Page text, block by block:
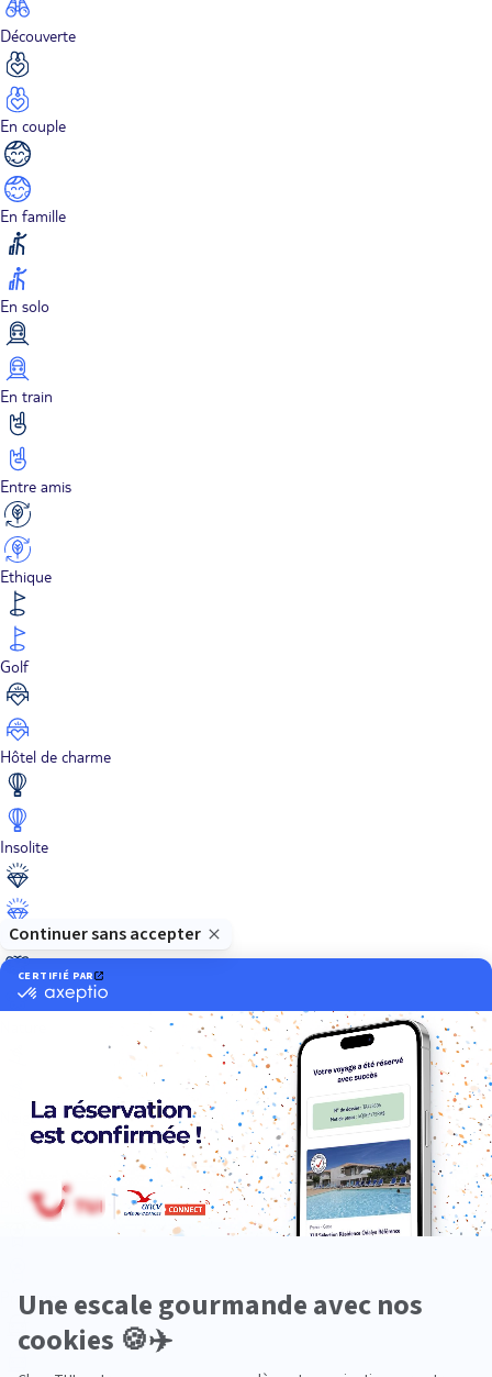
Découverte
En couple
En famille
En solo
En train
Entre amis
Ethique
Golf
Hôtel de charme
Insolite
Luxe
Neige
Plongée
Premium